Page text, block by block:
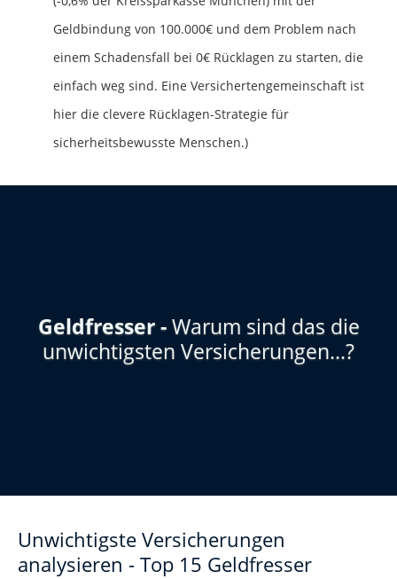
Geldbindung von 100.000€ und dem Problem nach
einem Schadensfall bei 0€ Rücklagen zu starten, die
einfach weg sind. Eine Versichertengemeinschaft ist
hier die clevere Rücklagen-Strategie für
sicherheitsbewusste Menschen.)
Geldfresser -Warum sind das die
unwichtigsten Versicherungen...?
Unwichtigste Versicherungen
analysieren - Top 15 Geldfresser